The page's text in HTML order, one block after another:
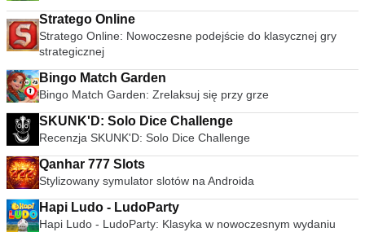
Stratego Online
Stratego Online: Nowoczesne podejście do klasycznej gry
strategicznej
Bingo Match Garden
Bingo Match Garden: Zrelaksuj się przy grze
SKUNK'D: Solo Dice Challenge
Recenzja SKUNK'D: Solo Dice Challenge
Qanhar 777 Slots
Stylizowany symulator slotów na Androida
Hapi Ludo - LudoParty
Hapi Ludo - LudoParty: Klasyka w nowoczesnym wydaniu